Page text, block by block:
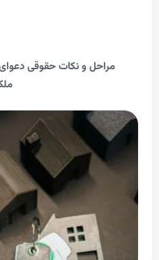
و نکات حقوقی دعوای الزام به